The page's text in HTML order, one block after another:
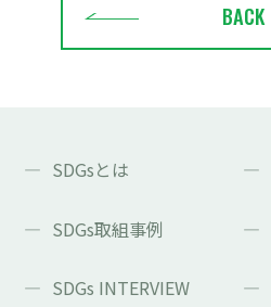
BACK
SDGsとは
SDGs取組事例
SDGs INTERVIEW